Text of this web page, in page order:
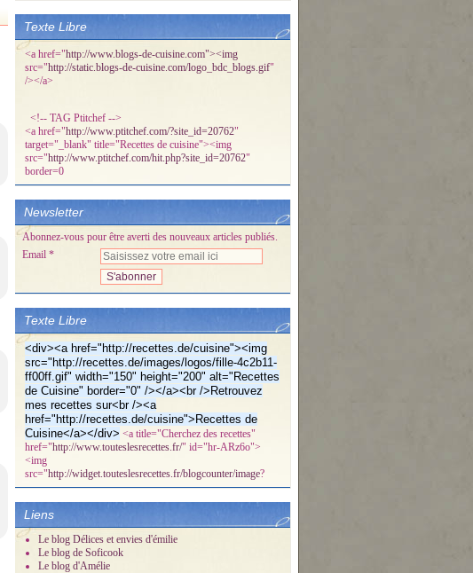
Texte Libre
<a href="http://www.blogs-de-cuisine.com"><img
src="http://static.blogs-de-cuisine.com/logo_bdc_blogs.gif"
/></a>
<!-- TAG Ptitchef -->
<a href="http://www.ptitchef.com/?site_id=20762"
target="_blank" title="Recettes de cuisine"><img
src="http://www.ptitchef.com/hit.php?site_id=20762"
border=0
Newsletter
Abonnez-vous pour être averti des nouveaux articles publiés.
Email
Texte Libre
<div><a href="http://recettes.de/cuisine"><img
src="http://recettes.de/images/logos/fille-4c2b11-
ff00ff.gif" width="150" height="200" alt="Recettes
de Cuisine" border="0" /></a><br />Retrouvez
mes recettes sur<br /><a
href="http://recettes.de/cuisine">Recettes de
Cuisine</a></div> <a title="Cherchez des recettes"
href="http://www.touteslesrecettes.fr/" id="hr-ARz6o">
<img
src="http://widget.touteslesrecettes.fr/blogcounter/image?
Liens
Le blog Délices et envies d'émilie
Le blog de Soficook
Le blog d'Amélie